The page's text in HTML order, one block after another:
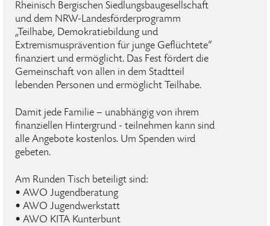
Rheinisch Bergischen Siedlungsbaugesellschaft
und dem NRW-Landesförderprogramm
„Teilhabe, Demokratiebildung und
Extremismusprävention für junge Geflüchtete“
finanziert und ermöglicht. Das Fest fördert die
Gemeinschaft von allen in dem Stadtteil
lebenden Personen und ermöglicht Teilhabe.
Damit jede Familie – unabhängig von ihrem
finanziellen Hintergrund - teilnehmen kann sind
alle Angebote kostenlos. Um Spenden wird
gebeten.
Am Runden Tisch beteiligt sind:
• AWO Jugendberatung
• AWO Jugendwerkstatt
• AWO KITA Kunterbunt